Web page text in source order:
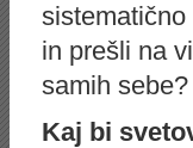
in prešli na
samih sebe?
Kaj bi